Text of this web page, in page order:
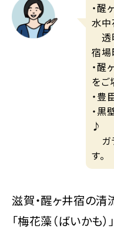
・醒
水中
透
宿場
・
をご
・豊
・黒
♪
ガ
す。
滋賀・醒ヶ井宿の清
「梅花藻（ばいかも